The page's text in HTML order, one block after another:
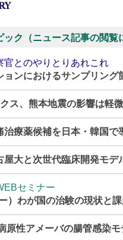
ック（ニュース記事の閲覧
官とのやりとりあれこれ
ョンにおけるサンプリング
ス、熊本地震の影響は軽
治療薬候補を日本・韓国
屋大と次世代臨床開発モ
セミナー
）わが国の治験の現状と
原性アメーバの腸管感染